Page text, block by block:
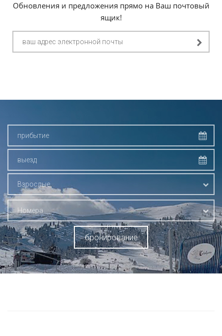
Обновления и предложения прямо на Ваш почтовый
ящик!
Взрослые
Номера
бронирование